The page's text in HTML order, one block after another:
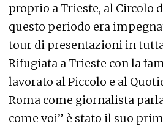
proprio a Trieste, al Circolo
questo periodo era
tour di presentazioni in
Rifugiata a Trieste con la
lavorato al Piccolo e al
Roma come giornalista
come voi” è stato il suo